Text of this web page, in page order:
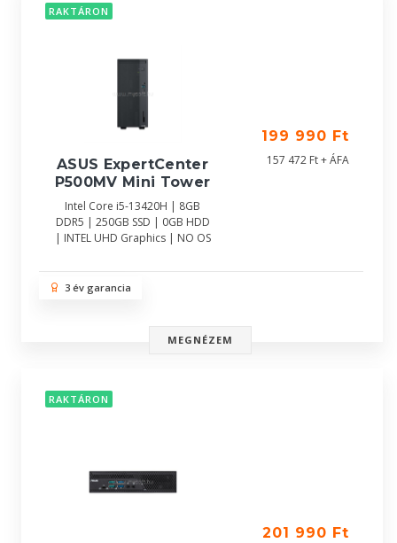
RAKTÁRON
ASUS ExpertCenter
P500MV Mini Tower
Intel Core i5-13420H | 8GB
DDR5 | 250GB SSD | 0GB HDD
| INTEL UHD Graphics | NO OS
199 990 Ft
157 472 Ft + ÁFA
3 év garancia
MEGNÉZEM
RAKTÁRON
201 990 Ft